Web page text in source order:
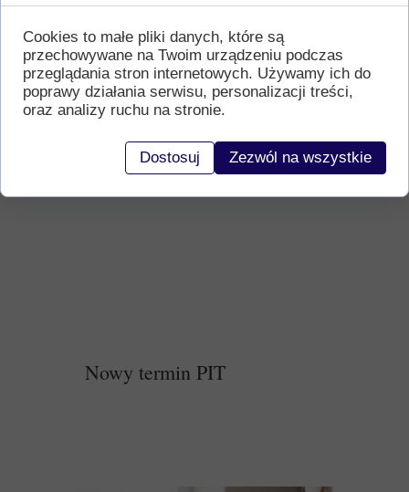
Nowy termin PIT
Cookies to małe pliki danych, które są
przechowywane na Twoim urządzeniu podczas
przeglądania stron internetowych. Używamy ich do
poprawy działania serwisu, personalizacji treści,
oraz analizy ruchu na stronie.
Dostosuj Zezwól na wszystkie